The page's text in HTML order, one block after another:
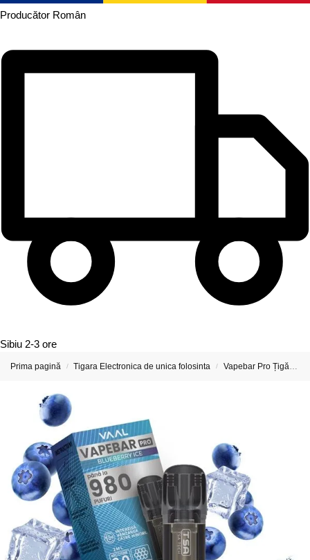
Producător Român
Sibiu 2-3 ore
Prima pagină / Tigara Electronica de unica folosinta / Vapebar Pro Țigări Electronice & Vape-uri